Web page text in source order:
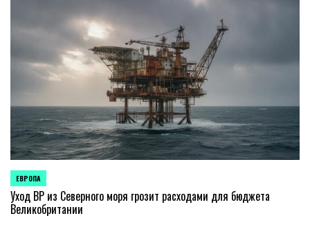
ОПУБЛИКОВАНО
В
ЕВРОПА
Уход BP из Северного моря грозит расходами для бюджета
Великобритании